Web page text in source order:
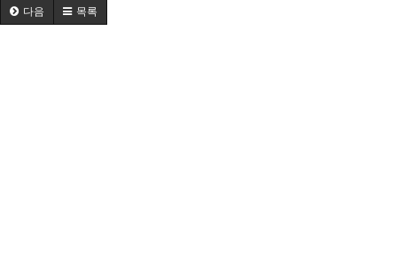
다음 목록